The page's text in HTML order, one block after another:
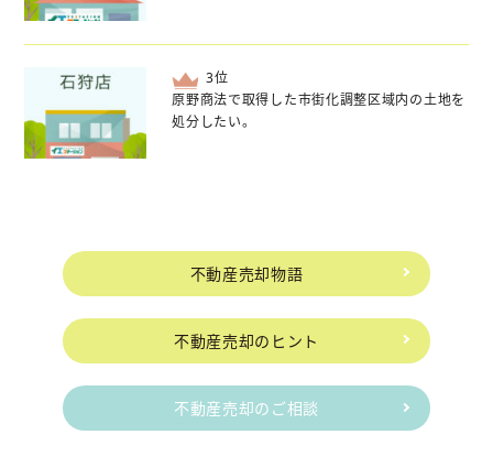
位
原野商法で取得した市街化調整区域内の土地を
処分したい。
不動産売却物語
不動産売却のヒント
不動産売却のご相談